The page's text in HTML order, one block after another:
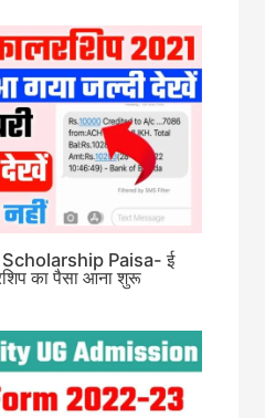
Paisa- ई
का पैसा आना शुरू